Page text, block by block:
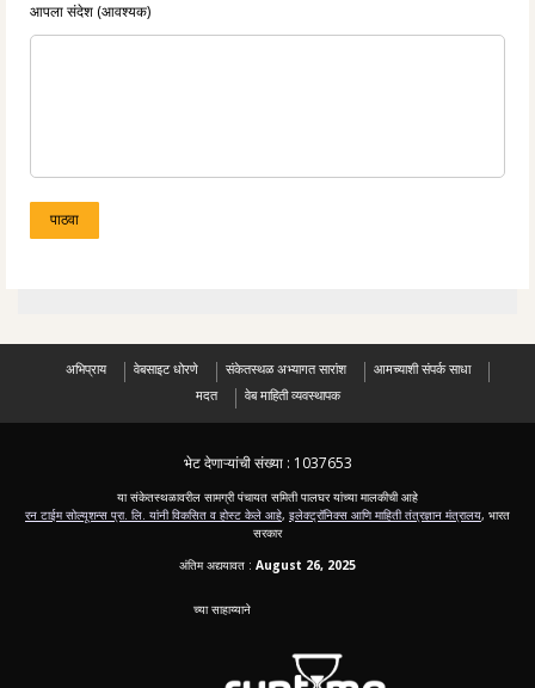
आपला संदेश (आवश्यक)
अभिप्राय वेबसाइट धोरणे संकेतस्थळ अभ्यागत सारांश
आमच्याशी संपर्क साधा
मदत
वेब माहिती व्यवस्थापक
भेट देणाऱ्यांची संख्या : 1037653
या संकेतस्थळावरील सामग्री पंचायत समिती पालघर यांच्या मालकीची आहे
रन टाईम सोल्यूशन्स प्रा. लि. यांनी विकसित व होस्ट केले आहे, इलेक्ट्रॉनिक्स आणि माहिती तंत्रज्ञान मंत्रालय, भारत
सरकार
अंतिम अद्ययावत : August 26, 2025
च्या साहाय्याने